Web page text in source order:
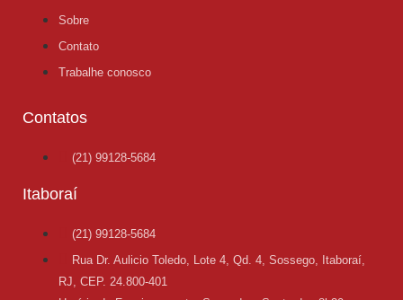
Sobre
Contato
Trabalhe conosco
Contatos
(21) 99128-5684
Itaboraí
(21) 99128-5684
Rua Dr. Aulicio Toledo, Lote 4, Qd. 4, Sossego, Itaboraí,
RJ, CEP. 24.800-401